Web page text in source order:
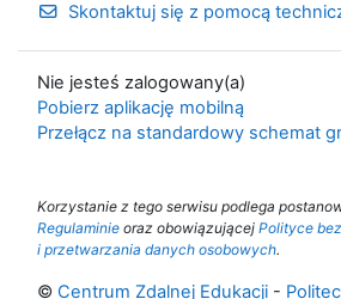
Skontaktuj się z pomocą
Nie jesteś zalogowany(a)
Pobierz aplikację mobilną
Przełącz na standardowy schemat
Korzystanie z tego serwisu podlega
Regulaminie oraz obowiązującej Polityce
i przetwarzania danych osobowych.
© Centrum Zdalnej Edukacji -